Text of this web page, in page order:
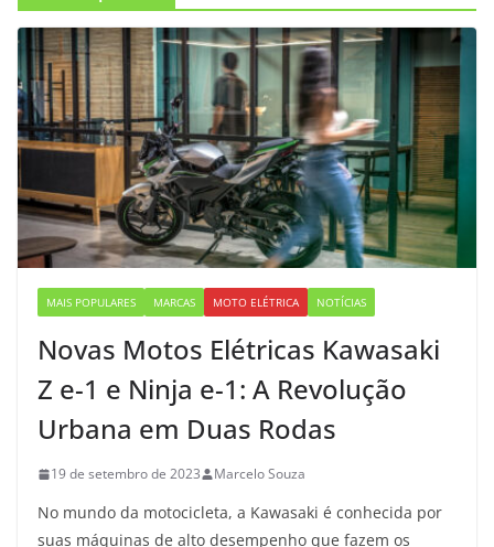
MAIS POPULARES MARCAS MOTO ELÉTRICA NOTÍCIAS
Novas Motos Elétricas Kawasaki
Z e-1 e Ninja e-1: A Revolução
Urbana em Duas Rodas
19 de setembro de 2023 Marcelo Souza
No mundo da motocicleta, a Kawasaki é conhecida por
suas máquinas de alto desempenho que fazem os